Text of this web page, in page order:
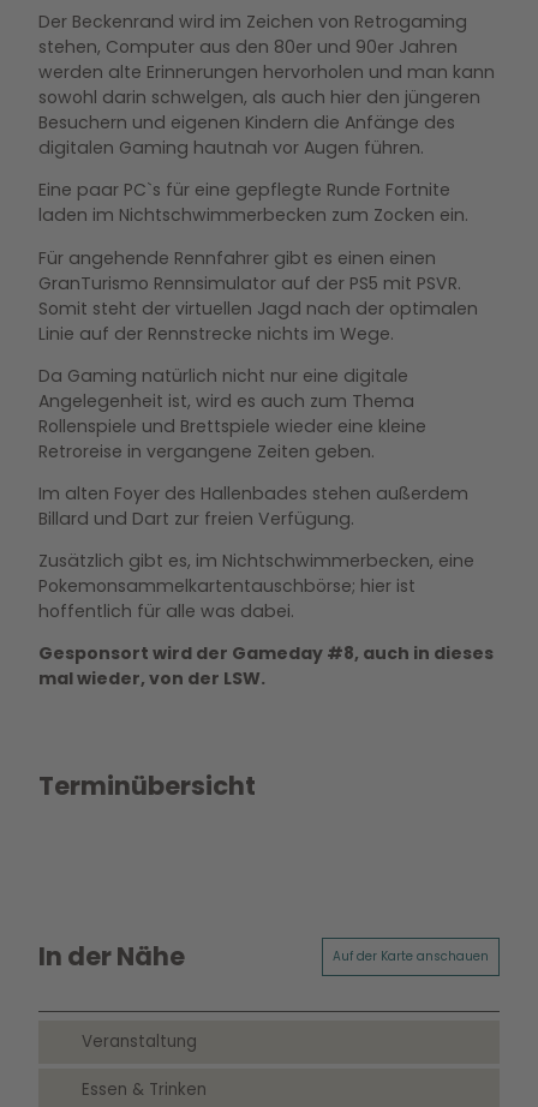
Der Beckenrand wird im Zeichen von Retrogaming
stehen, Computer aus den 80er und 90er Jahren
werden alte Erinnerungen hervorholen und man kann
sowohl darin schwelgen, als auch hier den jüngeren
Besuchern und eigenen Kindern die Anfänge des
digitalen Gaming hautnah vor Augen führen.
Eine paar PC`s für eine gepflegte Runde Fortnite
laden im Nichtschwimmerbecken zum Zocken ein.
Für angehende Rennfahrer gibt es einen einen
GranTurismo Rennsimulator auf der PS5 mit PSVR.
Somit steht der virtuellen Jagd nach der optimalen
Linie auf der Rennstrecke nichts im Wege.
Da Gaming natürlich nicht nur eine digitale
Angelegenheit ist, wird es auch zum Thema
Rollenspiele und Brettspiele wieder eine kleine
Retroreise in vergangene Zeiten geben.
Im alten Foyer des Hallenbades stehen außerdem
Billard und Dart zur freien Verfügung.
Zusätzlich gibt es, im Nichtschwimmerbecken, eine
Pokemonsammelkartentauschbörse; hier ist
hoffentlich für alle was dabei.
Gesponsort wird der Gameday #8, auch in dieses
mal wieder, von der LSW.
Terminübersicht
In der Nähe Auf der Karte anschauen
Veranstaltung
Essen & Trinken